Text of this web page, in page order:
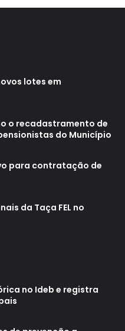
lotes em
o recadastramento de
do Município
para contratação de
da Taça FEL no
no Ideb e registra